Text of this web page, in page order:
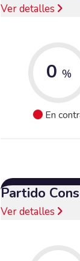
Ver detalles
0 %
En
Partido
Ver detalles